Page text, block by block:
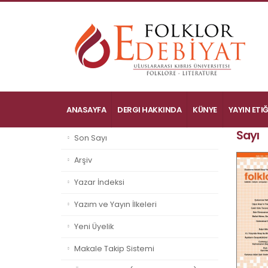
ANASAYFA DERGI HAKKINDA KÜNYE YAYIN
Son Sayı
Arşiv
Yazar İndeksi
Yazım ve Yayın İlkeleri
Yeni Üyelik
Makale Takip Sistemi
Sayı